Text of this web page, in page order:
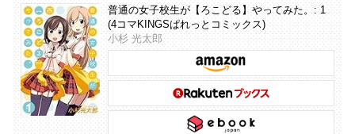
普通の女子校生が【ろこどる】やってみた。: 1
(4コマKINGSぱれっとコミックス)
小杉 光太郎